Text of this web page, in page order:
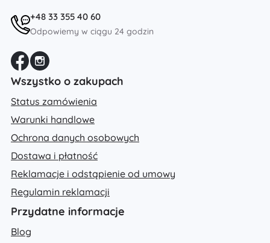
+48 33 355 40 60
Odpowiemy w ciągu 24 godzin
Wszystko o zakupach
Status zamówienia
Warunki handlowe
Ochrona danych osobowych
Dostawa i płatność
Reklamacje i odstąpienie od umowy
Regulamin reklamacji
Przydatne informacje
Blog